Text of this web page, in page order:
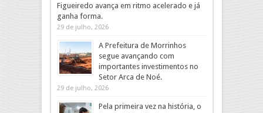
Figueiredo avança em ritmo acelerado e já
ganha forma.
29 de julho, 2026
A Prefeitura de Morrinhos
segue avançando com
importantes investimentos no
Setor Arca de Noé.
29 de julho, 2026
Pela primeira vez na história, o